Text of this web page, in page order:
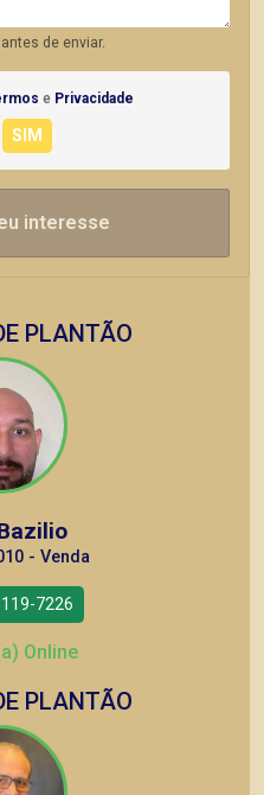
de enviar.
e Privacidade
interesse
PLANTÃO
- Venda
7226
Online
PLANTÃO